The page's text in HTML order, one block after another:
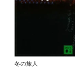
冬の旅人